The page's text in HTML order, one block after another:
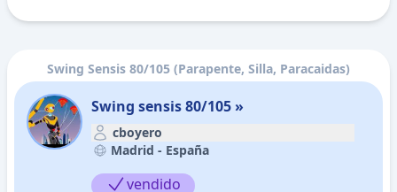
Swing Sensis 80/105 (Parapente, Silla, Paracaidas)
Swing sensis 80/105 »
cboyero
Madrid - España
vendido